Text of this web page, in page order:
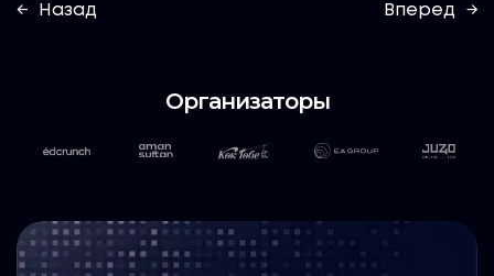
← Назад Вперед →
Организаторы